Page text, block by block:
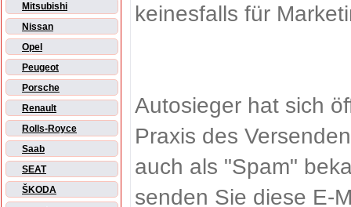
Mitsubishi
Nissan
Opel
Peugeot
Porsche
Renault
Rolls-Royce
Saab
SEAT
ŠKODA
keinesfalls für
Autosieger hat sich
Praxis des
auch als "Spam"
senden Sie diese E-